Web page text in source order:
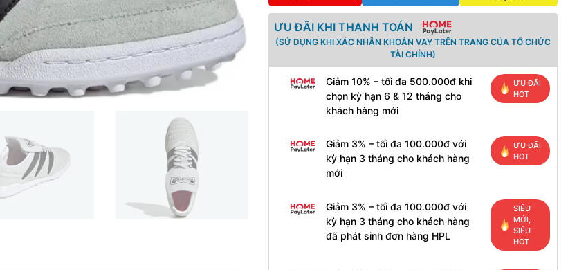
ƯU ĐÃI KHI THANH TOÁN
(SỬ DỤNG KHI XÁC NHẬN KHOẢN VAY TRÊN TRANG CỦA TỔ CHỨC
TÀI CHÍNH)
Giảm 10% – tối đa 500.000đ khi
chọn kỳ hạn 6 & 12 tháng cho
khách hàng mới
ƯU ĐÃI
HOT
Giảm 3% – tối đa 100.000đ với
kỳ hạn 3 tháng cho khách hàng
mới
ƯU ĐÃI
HOT
Giảm 3% – tối đa 100.000đ với
kỳ hạn 3 tháng cho khách hàng
đã phát sinh đơn hàng HPL
SIÊU
MỚI,
SIÊU
HOT